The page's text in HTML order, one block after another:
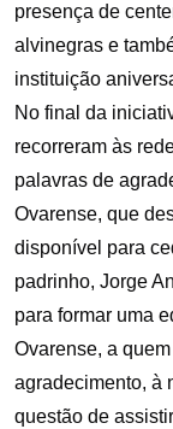
presença de
alvinegras e
instituição
No final da
recorreram às
palavras de
Ovarense, que
disponível para
padrinho, Jorge
para formar uma
Ovarense, a
agradecimento, à
questão de